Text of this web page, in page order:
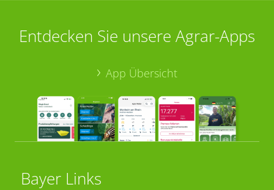
Entdecken Sie unsere Agrar-Apps
App Übersicht
Bayer Links